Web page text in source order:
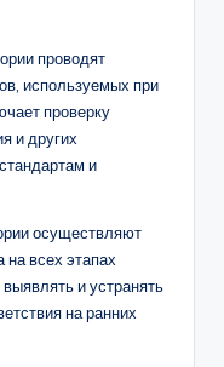
проводят
используемых при
проверку
и других
и
осуществляют
на всех этапах
и устранять
на ранних